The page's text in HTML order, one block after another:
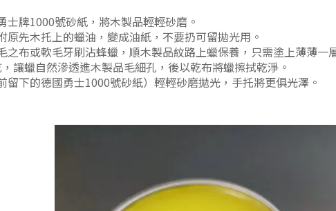
士牌1000號砂紙，將木製品輕輕砂磨。
原先木托上的蠟油，變成油紙，不要扔可留拋光用。
之布或軟毛牙刷沾蜂蠟，順木製品紋路上蠟保養，只需塗上薄薄一
讓蠟自然滲透進木製品毛細孔，後以乾布將蠟擦拭乾淨。
留下的德國勇士1000號砂紙）輕輕砂磨拋光，手托將更俱光澤。